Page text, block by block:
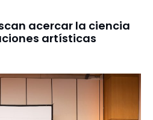
acercar la ciencia
artísticas